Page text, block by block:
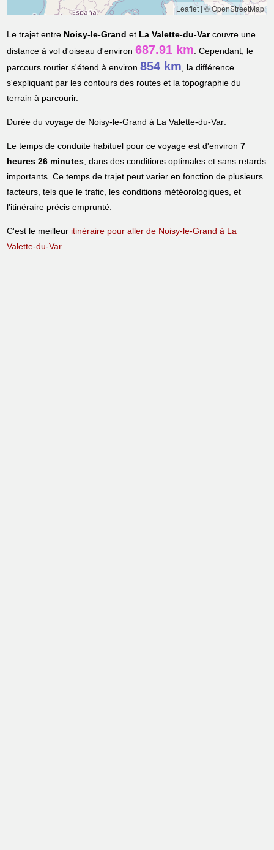
Leaflet|© OpenStreetMap
Le trajet entre Noisy-le-Grand et La Valette-du-Varcouvre une
distance à vol d'oiseau d'environ687.91 km. Cependant, le
parcours routier s'étend à environ854 km, la différence
s'expliquant par les contours des routes et la topographie du
terrain à parcourir.
Durée du voyage de Noisy-le-Grand à La Valette-du-Var:
Le temps de conduite habituel pour ce voyage est d'environ7
heures 26 minutes, dans des conditions optimales et sans retards
importants. Ce temps de trajet peut varier en fonction de plusieurs
facteurs, tels que le trafic, les conditions météorologiques, et
l'itinéraire précis emprunté.
C'est le meilleur itinéraire pour aller de Noisy-le-Grand à La
Valette-du-Var.